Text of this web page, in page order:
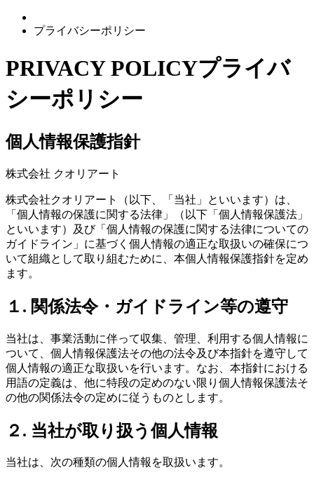
プライバシーポリシー
PRIVACY POLICYプライバ
シーポリシー
個人情報保護指針
株式会社 クオリアート
株式会社クオリアート（以下、「当社」といいます）は、
「個人情報の保護に関する法律」（以下「個人情報保護法」
といいます）及び「個人情報の保護に関する法律についての
ガイドライン」に基づく個人情報の適正な取扱いの確保につ
いて組織として取り組むために、本個人情報保護指針を定め
ます。
１. 関係法令・ガイドライン等の遵守
当社は、事業活動に伴って収集、管理、利用する個人情報に
ついて、個人情報保護法その他の法令及び本指針を遵守して
個人情報の適正な取扱いを行います。なお、本指針における
用語の定義は、他に特段の定めのない限り個人情報保護法そ
の他の関係法令の定めに従うものとします。
２. 当社が取り扱う個人情報
当社は、次の種類の個人情報を取扱います。